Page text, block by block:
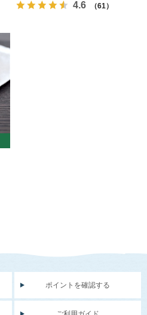
4.6 （61）
ポイントを確認する